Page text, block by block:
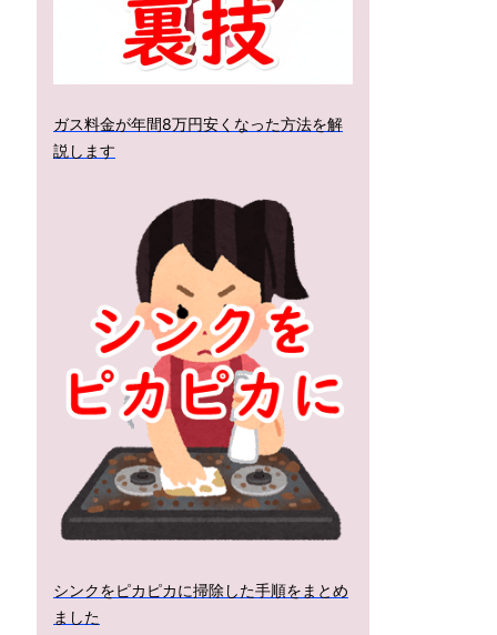
ガス料金が年間8万円安くなった方法を解
説します
シンクをピカピカに掃除した手順をまとめ
ました